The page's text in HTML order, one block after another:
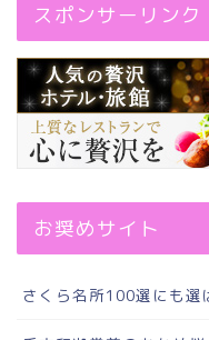
スポンサーリンク
お奨めサイト
さくら名所100選にも